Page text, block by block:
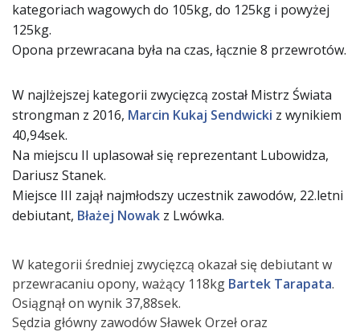
kategoriach wagowych do 105kg, do 125kg i powyżej
125kg.
Opona przewracana była na czas, łącznie 8 przewrotów.
W najlżejszej kategorii zwycięzcą został Mistrz Świata
strongman z 2016, Marcin Kukaj Sendwicki z wynikiem
40,94sek.
Na miejscu II uplasował się reprezentant Lubowidza,
Dariusz Stanek.
Miejsce III zajął najmłodszy uczestnik zawodów, 22.letni
debiutant, Błażej Nowak z Lwówka.
W kategorii średniej zwycięzcą okazał się debiutant w
przewracaniu opony, ważący 118kg Bartek Tarapata.
Osiągnął on wynik 37,88sek.
Sędzia główny zawodów Sławek Orzeł oraz